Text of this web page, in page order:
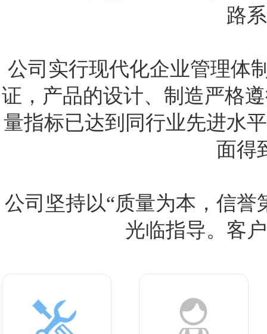
路
公司实行现代化企业管理体
证，产品的设计、制造严格
量指标已达到同行业先进水
面得
公司坚持以“质量为本，信
光临指导。客